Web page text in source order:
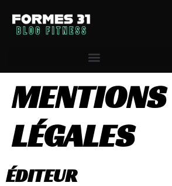
MENTIONS
LÉGALES
ÉDITEUR